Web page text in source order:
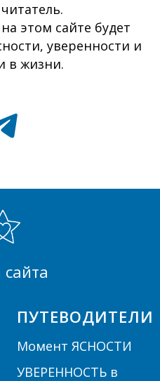
этом сайте будет
уверенности и
в жизни.
сайта
ПУТЕВОДИТЕЛИ
Момент ЯСНОСТИ
УВЕРЕННОСТЬ в